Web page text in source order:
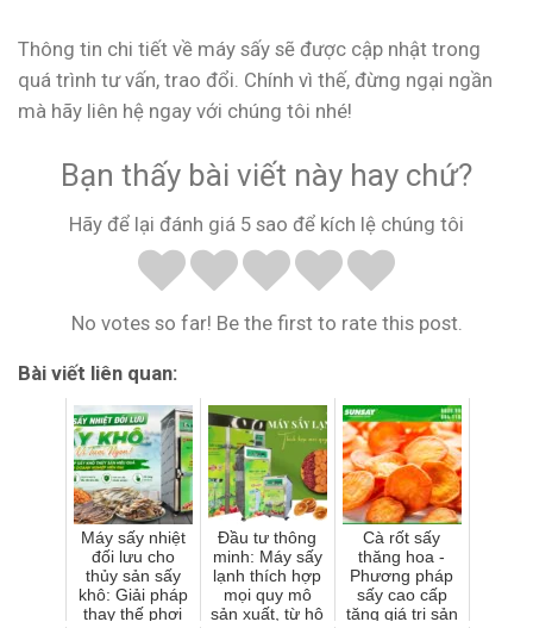
Thông tin chi tiết về máy sấy sẽ được cập nhật trong
quá trình tư vấn, trao đổi. Chính vì thế, đừng ngại ngần
mà hãy liên hệ ngay với chúng tôi nhé!
Bạn thấy bài viết này hay chứ?
Hãy để lại đánh giá 5 sao để kích lệ chúng tôi
No votes so far! Be the first to rate this post.
Bài viết liên quan:
Máy sấy nhiệt
đối lưu cho
thủy sản sấy
khô: Giải pháp
thay thế phơi
Đầu tư thông
minh: Máy sấy
lạnh thích hợp
mọi quy mô
sản xuất, từ hộ
Cà rốt sấy
thăng hoa -
Phương pháp
sấy cao cấp
tăng giá trị sản